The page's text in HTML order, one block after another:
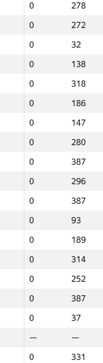
0
278
0
272
0
32
0
138
0
318
0
186
0
147
0
280
0
387
0
296
0
387
0
93
0
189
0
314
0
252
0
387
0
37
—
—
0
331
0
278
0
272
0
32
0
138
0
318
0
186
0
147
0
280
0
387
0
296
0
387
0
93
0
189
0
314
0
252
0
387
0
37
—
—
0
331